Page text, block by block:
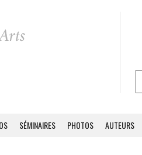
SÉMINAIRES PHOTOS AUTEURS